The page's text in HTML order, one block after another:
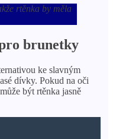
rtěnka by měla
brunetky
ke slavným
dívky. Pokud na oči
být rtěnka jasně